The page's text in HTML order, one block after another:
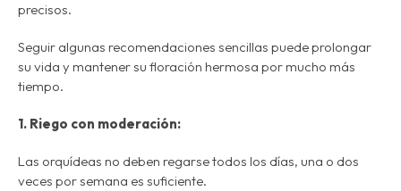
precisos.
Seguir algunas recomendaciones sencillas puede prolongar
su vida y mantener su floración hermosa por mucho más
tiempo.
1. Riego con moderación:
Las orquídeas no deben regarse todos los días, una o dos
veces por semana es suficiente.